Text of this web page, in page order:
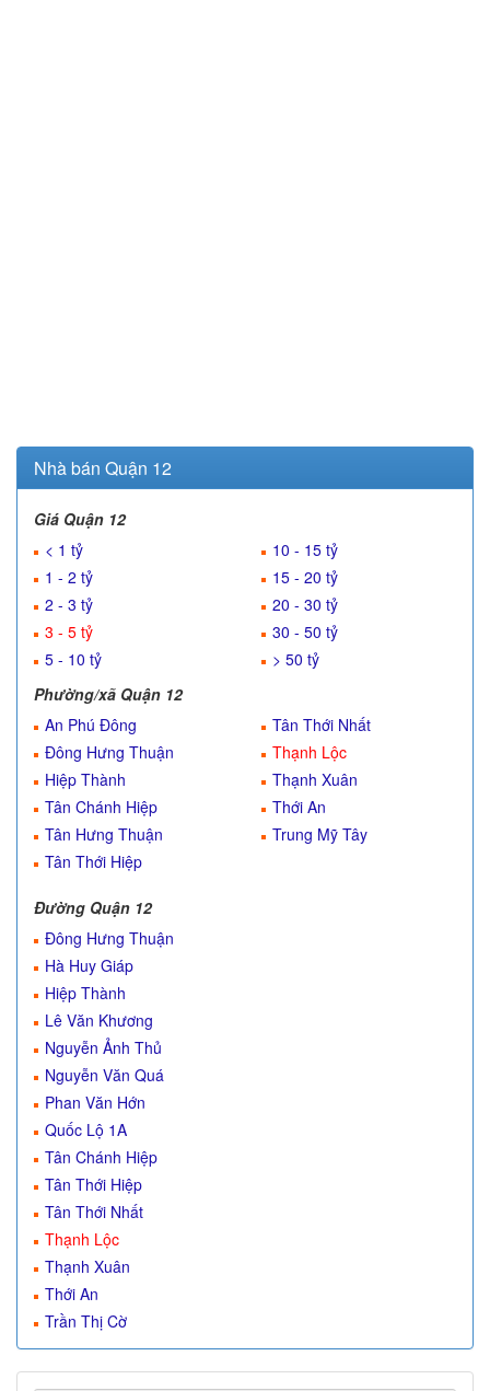
Nhà bán Quận 12
Giá Quận 12
< 1 tỷ
1 - 2 tỷ
2 - 3 tỷ
3 - 5 tỷ
5 - 10 tỷ
10 - 15 tỷ
15 - 20 tỷ
20 - 30 tỷ
30 - 50 tỷ
> 50 tỷ
Phường/xã Quận 12
An Phú Đông
Đông Hưng Thuận
Hiệp Thành
Tân Chánh Hiệp
Tân Hưng Thuận
Tân Thới Hiệp
Tân Thới Nhất
Thạnh Lộc
Thạnh Xuân
Thới An
Trung Mỹ Tây
Đường Quận 12
Đông Hưng Thuận
Hà Huy Giáp
Hiệp Thành
Lê Văn Khương
Nguyễn Ảnh Thủ
Nguyễn Văn Quá
Phan Văn Hớn
Quốc Lộ 1A
Tân Chánh Hiệp
Tân Thới Hiệp
Tân Thới Nhất
Thạnh Lộc
Thạnh Xuân
Thới An
Trần Thị Cờ